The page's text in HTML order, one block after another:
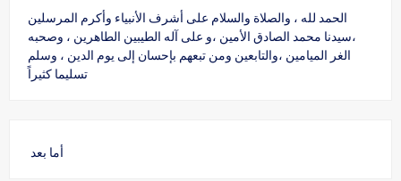
الحمد لله ، والصلاة والسلام على أشرف الأنبياء وأكرم المرسلين
،سيدنا محمد الصادق الأمين ،و على آله الطيبين الطاهرين ، وصحبه
الغر الميامين ،والتابعين ومن تبعهم بإحسان إلى يوم الدين ، وسلم
تسليما كثيراً
أما بعد